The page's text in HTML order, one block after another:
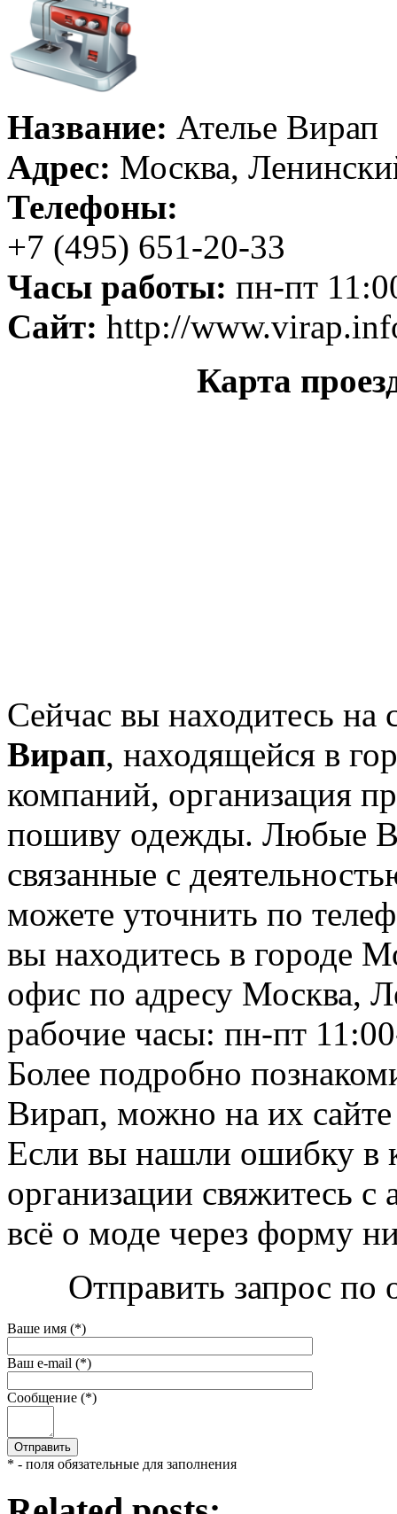
Название: Ателье Вирап
Адрес: Москва,
Телефоны:
+7 (495) 651-20-33
Часы работы: пн-пт
Сайт: http://
Карта
Сейчас вы находитесь на
Вирап, находящейся в
компаний, организация
пошиву одежды. Любые
связанные с
можете уточнить по
вы находитесь в городе
офис по адресу Москва,
рабочие часы: пн-пт
Более подробно
Вирап, можно на их
Если вы нашли ошибку в
организации свяжитесь
всё о моде через форму
Отправить запрос по
Ваше имя (*)
Ваш e-mail (*)
Сообщение (*)
* - поля обязательные для заполнения